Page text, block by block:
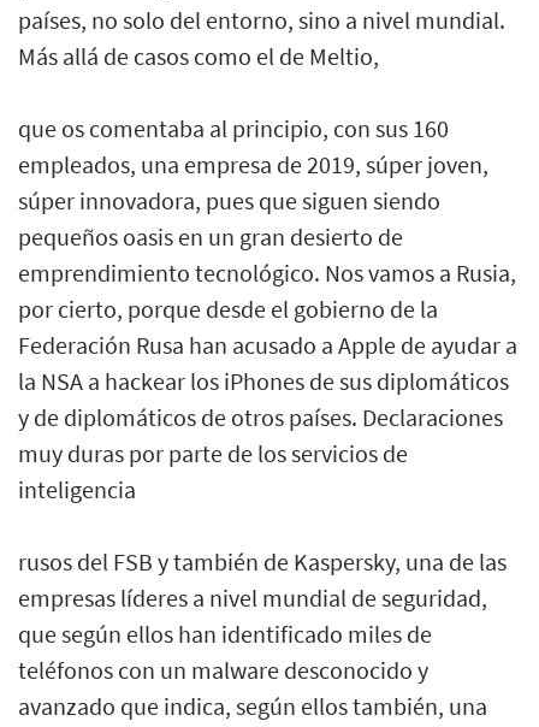
países, no solo del entorno, sino a nivel mundial.
Más allá de casos como el de Meltio,
que os comentaba al principio, con sus 160
empleados, una empresa de 2019, súper joven,
súper innovadora, pues que siguen siendo
pequeños oasis en un gran desierto de
emprendimiento tecnológico. Nos vamos a Rusia,
por cierto, porque desde el gobierno de la
Federación Rusa han acusado a Apple de ayudar a
la NSA a hackear los iPhones de sus diplomáticos
y de diplomáticos de otros países. Declaraciones
muy duras por parte de los servicios de
inteligencia
rusos del FSB y también de Kaspersky, una de las
empresas líderes a nivel mundial de seguridad,
que según ellos han identificado miles de
teléfonos con un malware desconocido y
avanzado que indica, según ellos también, una